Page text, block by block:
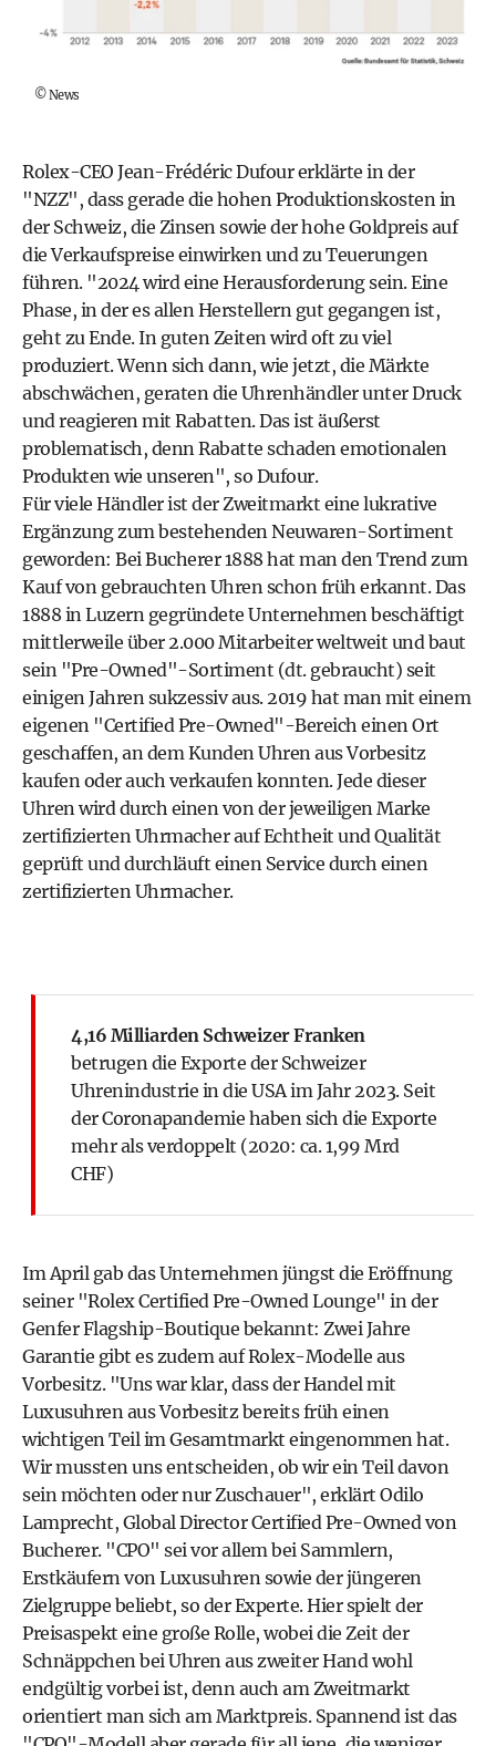
©News
Rolex-CEO Jean-Frédéric Dufour erklärte in der
"NZZ", dass gerade die hohen Produktionskosten in
der Schweiz, die Zinsen sowie der hohe Goldpreis auf
die Verkaufspreise einwirken und zu Teuerungen
führen. "2024 wird eine Herausforderung sein. Eine
Phase, in der es allen Herstellern gut gegangen ist,
geht zu Ende. In guten Zeiten wird oft zu viel
produziert. Wenn sich dann, wie jetzt, die Märkte
abschwächen, geraten die Uhrenhändler unter Druck
und reagieren mit Rabatten. Das ist äußerst
problematisch, denn Rabatte schaden emotionalen
Produkten wie unseren", so Dufour.
Für viele Händler ist der Zweitmarkt eine lukrative
Ergänzung zum bestehenden Neuwaren-Sortiment
geworden: Bei Bucherer 1888 hat man den Trend zum
Kauf von gebrauchten Uhren schon früh erkannt. Das
1888 in Luzern gegründete Unternehmen beschäftigt
mittlerweile über 2.000 Mitarbeiter weltweit und baut
sein "Pre-Owned"-Sortiment (dt. gebraucht) seit
einigen Jahren sukzessiv aus. 2019 hat man mit einem
eigenen "Certified Pre-Owned"-Bereich einen Ort
geschaffen, an dem Kunden Uhren aus Vorbesitz
kaufen oder auch verkaufen konnten. Jede dieser
Uhren wird durch einen von der jeweiligen Marke
zertifizierten Uhrmacher auf Echtheit und Qualität
geprüft und durchläuft einen Service durch einen
zertifizierten Uhrmacher.
4,16 Milliarden Schweizer Franken
betrugen die Exporte der Schweizer
Uhrenindustrie in die USA im Jahr 2023. Seit
der Coronapandemie haben sich die Exporte
mehr als verdoppelt (2020: ca. 1,99 Mrd
CHF)
Im April gab das Unternehmen jüngst die Eröffnung
seiner "Rolex Certified Pre-Owned Lounge" in der
Genfer Flagship-Boutique bekannt: Zwei Jahre
Garantie gibt es zudem auf Rolex-Modelle aus
Vorbesitz. "Uns war klar, dass der Handel mit
Luxusuhren aus Vorbesitz bereits früh einen
wichtigen Teil im Gesamtmarkt eingenommen hat.
Wir mussten uns entscheiden, ob wir ein Teil davon
sein möchten oder nur Zuschauer", erklärt Odilo
Lamprecht, Global Director Certified Pre-Owned von
Bucherer. "CPO" sei vor allem bei Sammlern,
Erstkäufern von Luxusuhren sowie der jüngeren
Zielgruppe beliebt, so der Experte. Hier spielt der
Preisaspekt eine große Rolle, wobei die Zeit der
Schnäppchen bei Uhren aus zweiter Hand wohl
endgültig vorbei ist, denn auch am Zweitmarkt
orientiert man sich am Marktpreis. Spannend ist das